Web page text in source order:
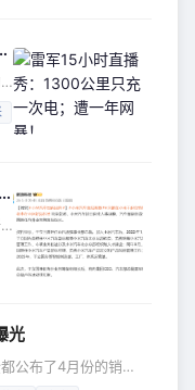
光
公布了4月份的销量